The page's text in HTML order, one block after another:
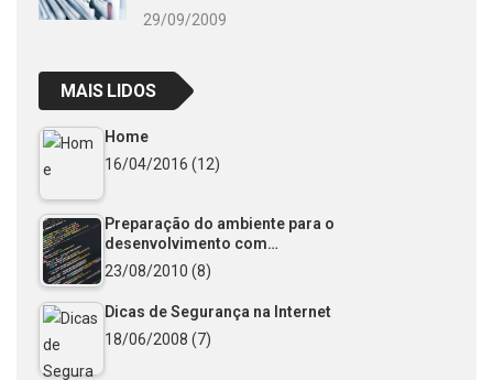
29/09/2009
MAIS LIDOS
Home
16/04/2016 (12)
Preparação do ambiente para o
desenvolvimento com…
23/08/2010 (8)
Dicas de Segurança na Internet
18/06/2008 (7)